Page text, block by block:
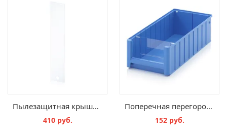
Пылезащитная крышка RK, SD 6117
410 руб.
Поперечная перегородка RK, QT 214
152 руб.